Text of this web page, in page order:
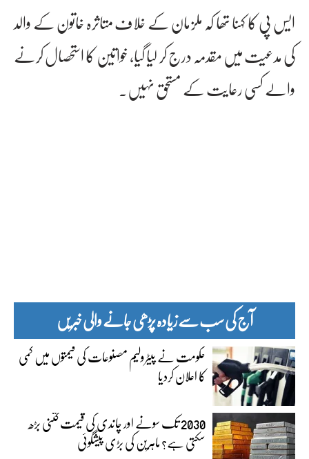
ایس پی کا کہنا تھا کہ ملزمان کے خلاف متاثرہ خاتون کے والد
کی مدعیت میں مقدمہ درج کر لیا گیا، خواتین کا استحصال کرنے
والے کسی رعایت کے مستحق نہیں۔
آج کی سب سے زیادہ پڑھی جانے والی خبریں
حکومت نے پیٹرولیم مصنوعات کی قیمتوں میں کمی
کا اعلان کردیا
2030 تک سونے اور چاندی کی قیمت کتنی بڑھ
سکتی ہے؟ ماہرین کی بڑی پیشگوئی